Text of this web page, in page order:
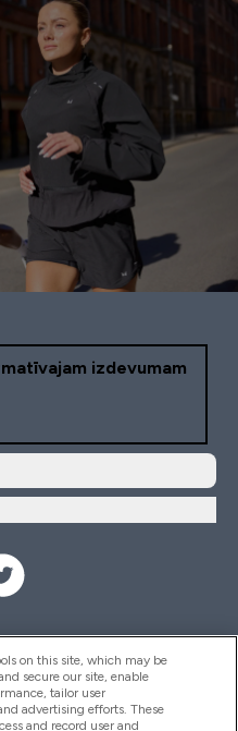
izdevumam
on this site, which may be
secure our site, enable
tailor user
advertising efforts. These
and record user and